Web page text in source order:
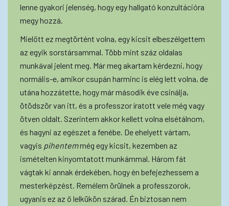
lenne gyakori jelenség, hogy egy hallgató konzultációra
megy hozzá.
Mielőtt ez megtörtént volna, egy kicsit elbeszélgettem
az egyik sorstársammal. Több mint száz oldalas
munkával jelent meg. Már meg akartam kérdezni, hogy
normális-e, amikor csupán harminc is elég lett volna, de
utána hozzátette, hogy már második éve csinálja,
ötödször van itt, és a professzor íratott vele még vagy
ötven oldalt. Szerintem akkor kellett volna elsétálnom,
és hagyni az egészet a fenébe. De ehelyett vártam,
vagyis pihentemmég egy kicsit, kezemben az
ismételten kinyomtatott munkámmal. Három fát
vágtak ki annak érdekében, hogy én befejezhessem a
mesterképzést. Remélem örülnek a professzorok,
ugyanis ez az ő lelkükön szárad. Én biztosan nem